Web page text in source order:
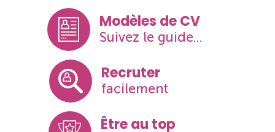
Modèles de CV
Suivez le guide...
Recruter
facilement
Être au top